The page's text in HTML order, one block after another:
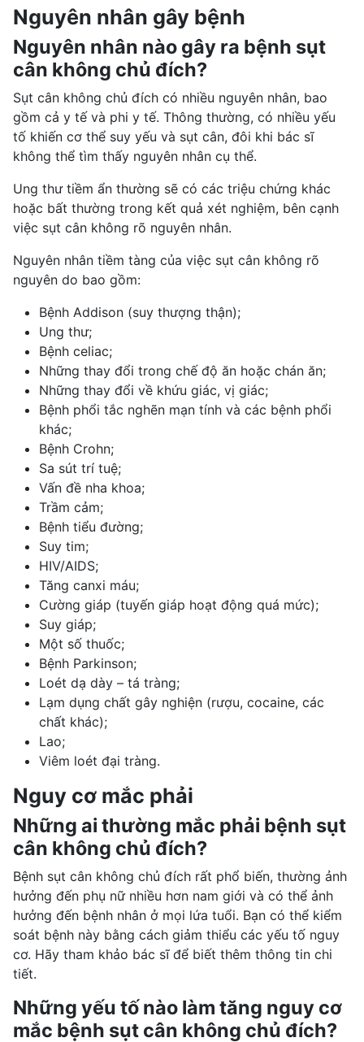
Nguyên nhân gây bệnh
Nguyên nhân nào gây ra bệnh sụt
cân không chủ đích?
Sụt cân không chủ đích có nhiều nguyên nhân, bao
gồm cả y tế và phi y tế. Thông thường, có nhiều yếu
tố khiến cơ thể suy yếu và sụt cân, đôi khi bác sĩ
không thể tìm thấy nguyên nhân cụ thể.
Ung thư tiềm ẩn thường sẽ có các triệu chứng khác
hoặc bất thường trong kết quả xét nghiệm, bên cạnh
việc sụt cân không rõ nguyên nhân.
Nguyên nhân tiềm tàng của việc sụt cân không rõ
nguyên do bao gồm:
Bệnh Addison (suy thượng thận);
Ung thư;
Bệnh celiac;
Những thay đổi trong chế độ ăn hoặc chán ăn;
Những thay đổi về khứu giác, vị giác;
Bệnh phổi tắc nghẽn mạn tính và các bệnh phổi
khác;
Bệnh Crohn;
Sa sút trí tuệ;
Vấn đề nha khoa;
Trầm cảm;
Bệnh tiểu đường;
Suy tim;
HIV/AIDS;
Tăng canxi máu;
Cường giáp (tuyến giáp hoạt động quá mức);
Suy giáp;
Một số thuốc;
Bệnh Parkinson;
Loét dạ dày – tá tràng;
Lạm dụng chất gây nghiện (rượu, cocaine, các
chất khác);
Lao;
Viêm loét đại tràng.
Nguy cơ mắc phải
Những ai thường mắc phải bệnh sụt
cân không chủ đích?
Bệnh sụt cân không chủ đích rất phổ biến, thường ảnh
hưởng đến phụ nữ nhiều hơn nam giới và có thể ảnh
hưởng đến bệnh nhân ở mọi lứa tuổi. Bạn có thể kiểm
soát bệnh này bằng cách giảm thiểu các yếu tố nguy
cơ. Hãy tham khảo bác sĩ để biết thêm thông tin chi
tiết.
Những yếu tố nào làm tăng nguy cơ
mắc bệnh sụt cân không chủ đích?